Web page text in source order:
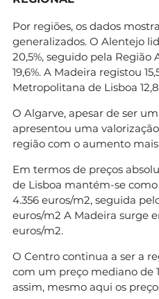
Por regiões, os dados
generalizados. O Alentejo
20,5%, seguido pela
19,6%. A Madeira registou
Metropolitana de Lisboa
O Algarve, apesar de ser
apresentou uma valorização
região com o aumento mais
Em termos de preços
de Lisboa mantém-se
4.356 euros/m2, seguida
euros/m2 A Madeira surge
euros/m2.
O Centro continua a ser a
com um preço mediano de
assim, mesmo aqui os